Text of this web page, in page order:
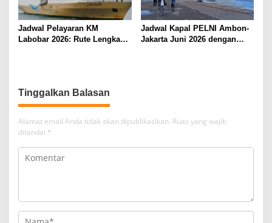
Jadwal Pelayaran KM
Labobar 2026: Rute Lengkap
Jadwal Kapal PELNI Ambon-
Jakarta Juni 2026 dengan
Tinggalkan Balasan
Alamat email Anda tidak akan dipublikasikan. Ruas yang wajib
ditandai *